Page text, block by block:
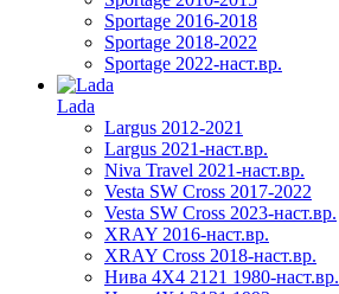
Sportage 2016-2018
Sportage 2018-2022
Sportage 2022-наст.вр.
Lada
Largus 2012-2021
Largus 2021-наст.вр.
Niva Travel 2021-наст.вр.
Vesta SW Cross 2017-2022
Vesta SW Cross 2023-наст.вр.
XRAY 2016-наст.вр.
XRAY Cross 2018-наст.вр.
Нива 4X4 2121 1980-наст.вр.